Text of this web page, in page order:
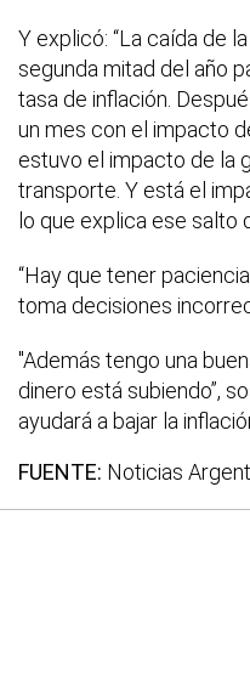
Y explicó: “La caída de
segunda mitad del año
tasa de inflación.
un mes con el impacto
estuvo el impacto de la
transporte. Y está el
lo que explica ese salto
“Hay que tener
toma decisiones
"Además tengo una
dinero está subiendo”,
ayudará a bajar la
FUENTE: Noticias